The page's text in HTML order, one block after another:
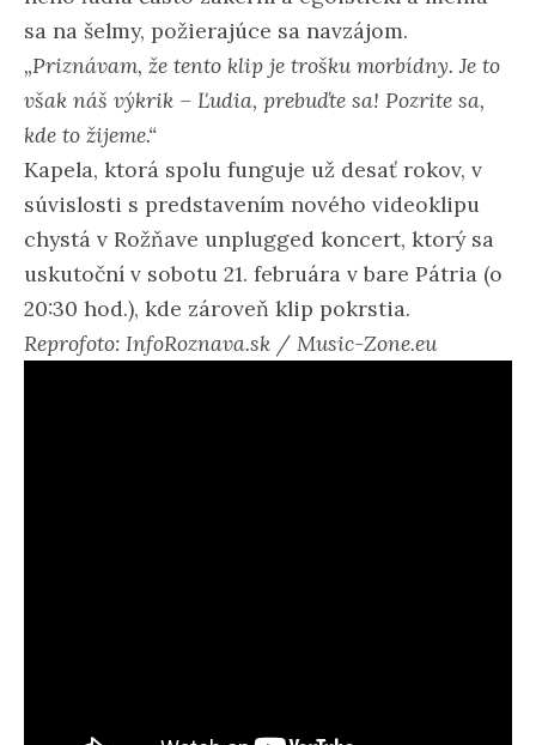
sa na šelmy, požierajúce sa navzájom.
„Priznávam, že tento klip je trošku morbídny. Je to
však náš výkrik – Ľudia, prebuďte sa! Pozrite sa,
kde to žijeme.“
Kapela, ktorá spolu funguje už desať rokov, v
súvislosti s predstavením nového videoklipu
chystá v Rožňave unplugged koncert, ktorý sa
uskutoční v sobotu 21. februára v bare Pátria (o
20:30 hod.), kde zároveň klip pokrstia.
Reprofoto: InfoRoznava.sk / Music-Zone.eu